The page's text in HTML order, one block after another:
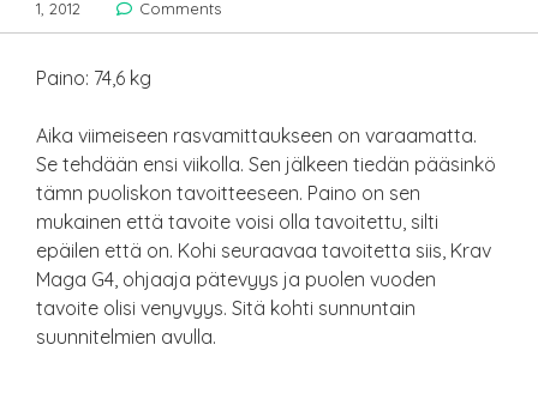
1, 2012
Comments
Paino: 74,6 kg
Aika viimeiseen rasvamittaukseen on varaamatta.
Se tehdään ensi viikolla. Sen jälkeen tiedän pääsinkö
tämn puoliskon tavoitteeseen. Paino on sen
mukainen että tavoite voisi olla tavoitettu, silti
epäilen että on. Kohi seuraavaa tavoitetta siis, Krav
Maga G4, ohjaaja pätevyys ja puolen vuoden
tavoite olisi venyvyys. Sitä kohti sunnuntain
suunnitelmien avulla.